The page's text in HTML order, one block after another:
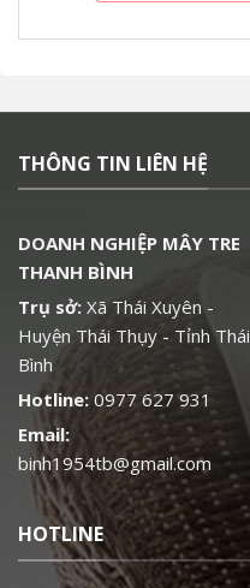
THÔNG TIN LIÊN HỆ
DOANH NGHIỆP MÂY TRE
THANH BÌNH
Trụ sở: Xã Thái Xuyên -
Huyện Thái Thụy - Tỉnh Thái
Bình
Hotline: 0977 627 931
Email:
binh1954tb@gmail.com
HOTLINE